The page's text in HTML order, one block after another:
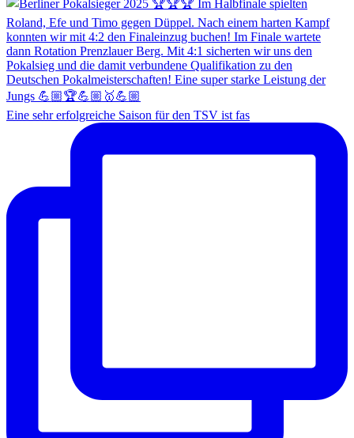
Eine sehr erfolgreiche Saison für den TSV ist fas